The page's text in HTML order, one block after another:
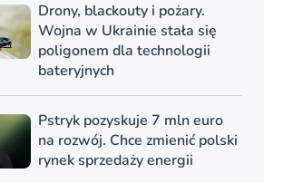
Drony, blackouty i pożary.
Wojna w Ukrainie stała się
poligonem dla technologii
bateryjnych
Pstryk pozyskuje 7 mln euro
na rozwój. Chce zmienić polski
rynek sprzedaży energii